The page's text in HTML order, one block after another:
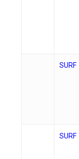
SURF
SURF